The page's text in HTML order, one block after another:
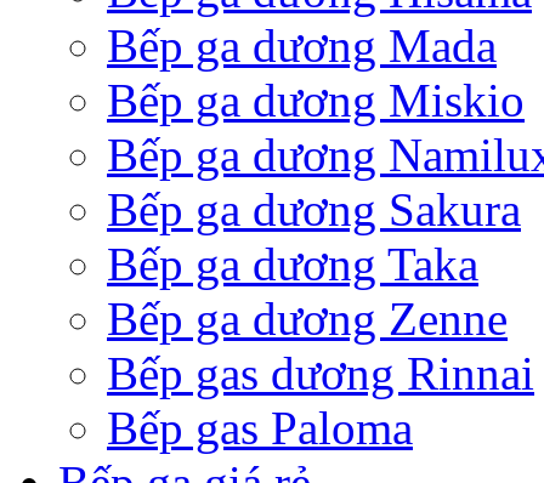
Bếp ga dương Mada
Bếp ga dương Miskio
Bếp ga dương
Bếp ga dương Sakura
Bếp ga dương Taka
Bếp ga dương Zenne
Bếp gas dương Rinnai
Bếp gas Paloma